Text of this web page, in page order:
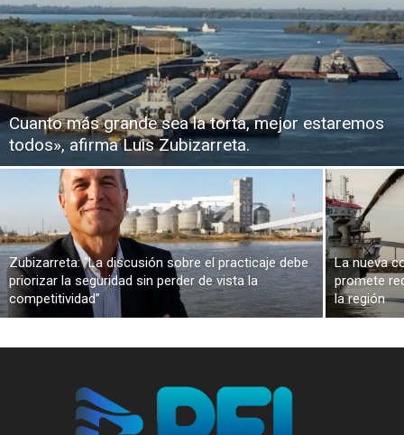
Cuanto más grande sea la torta, mejor estaremos
todos», afirma Luis Zubizarreta.
Zubizarreta: “La discusión sobre el practicaje debe
priorizar la seguridad sin perder de vista la
competitividad”
La nueva
promete
la región